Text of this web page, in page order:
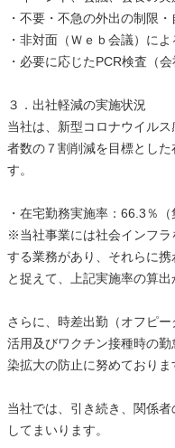
・不要・不急の外出の制限・
・非対面（Ｗｅｂ会議）に
・必要に応じたPCR検査（
３．出社軽減の実施状況
当社は、新型コロナウイル
者数の７割削減を目標とし
す。
・在宅勤務実施率：66.3％
※当社事業には社会インフラ
する業務があり、それらに
と捉えて、上記実施率の算出
さらに、時差出勤（オフピ
活用及びワクチン接種時の
染拡大の防止に努めておりま
当社では、引き続き、関係
してまいります。